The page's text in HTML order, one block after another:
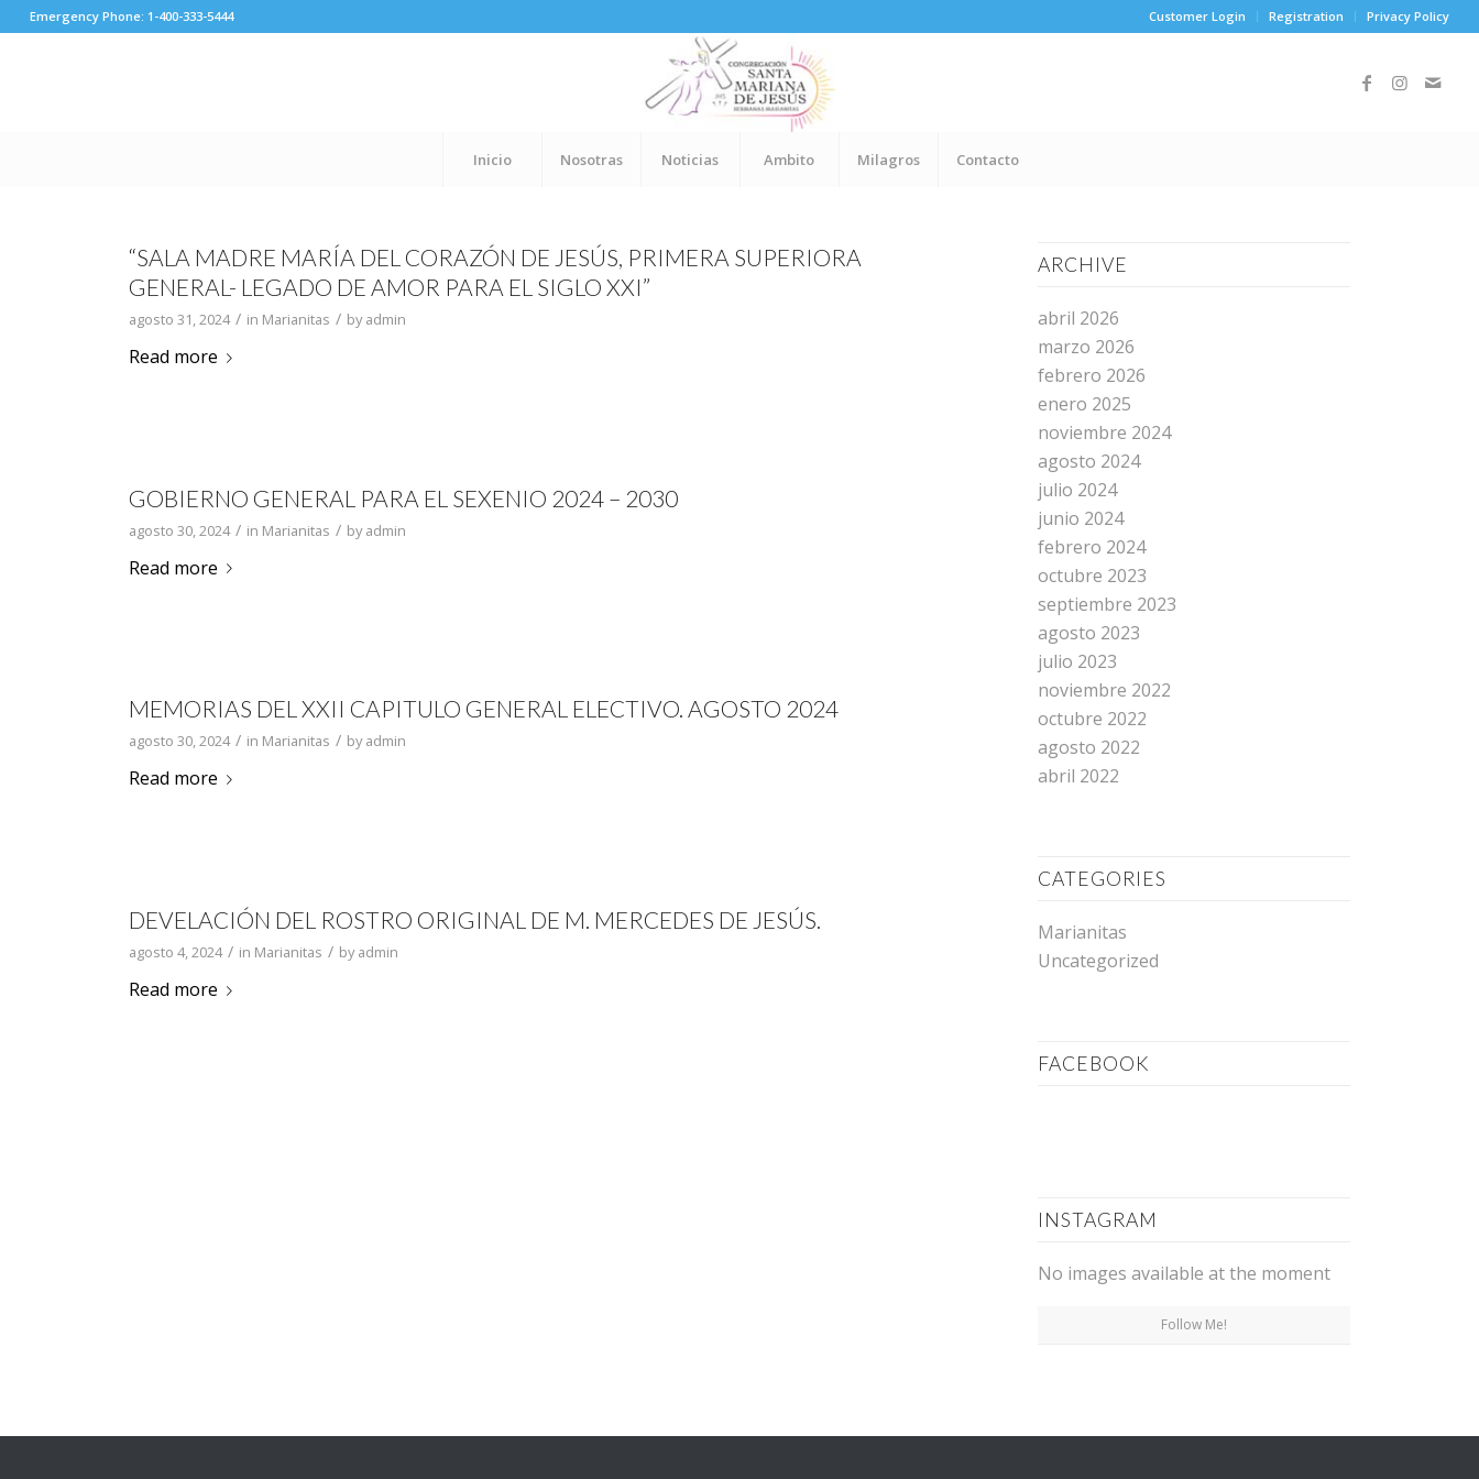
Customer Login Registration Privacy Policy
Emergency Phone: 1-400-333-5444
Inicio Nosotras Noticias Ambito Milagros Contacto
“SALA MADRE MARÍA DEL CORAZÓN DE JESÚS, PRIMERA SUPERIORA
GENERAL- LEGADO DE AMOR PARA EL SIGLO XXI”
agosto 31, 2024 / in Marianitas / byadmin
Read more
GOBIERNO GENERAL PARA EL SEXENIO 2024 – 2030
agosto 30, 2024 / in Marianitas / byadmin
Read more
MEMORIAS DEL XXII CAPITULO GENERAL ELECTIVO. AGOSTO 2024
agosto 30, 2024 / in Marianitas / byadmin
Read more
DEVELACIÓN DEL ROSTRO ORIGINAL DE M. MERCEDES DE JESÚS.
agosto 4, 2024 / in Marianitas / byadmin
Read more
ARCHIVE
abril 2026
marzo 2026
febrero 2026
enero 2025
noviembre 2024
agosto 2024
julio 2024
junio 2024
febrero 2024
octubre 2023
septiembre 2023
agosto 2023
julio 2023
noviembre 2022
octubre 2022
agosto 2022
abril 2022
CATEGORIES
Marianitas
Uncategorized
FACEBOOK
INSTAGRAM
No images available at the moment
Follow Me!